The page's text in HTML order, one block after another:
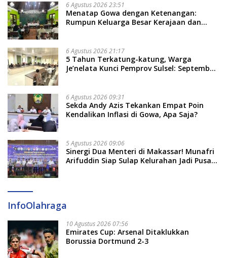
6 Agustus 2026 23:51
Menatap Gowa dengan Ketenangan:
Rumpun Keluarga Besar Kerajaan dan
Soal Adat dan Adab
6 Agustus 2026 21:17
5 Tahun Terkatung-katung, Warga
Je’nelata Kunci Pemprov Sulsel: September
6 Agustus 2026 09:31
Sekda Andy Azis Tekankan Empat Poin
Kendalikan Inflasi di Gowa, Apa Saja?
5 Agustus 2026 09:06
Sinergi Dua Menteri di Makassar! Munafri
Arifuddin Siap Sulap Kelurahan Jadi Pusat
InfoOlahraga
10 Agustus 2026 07:56
Emirates Cup: Arsenal Ditaklukkan
Borussia Dortmund 2-3